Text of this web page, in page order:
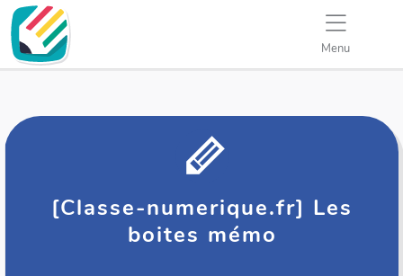
Menu
[Classe-numerique.fr] Les
boites mémo